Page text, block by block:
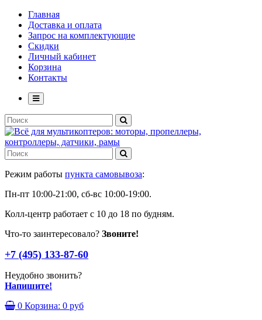
Главная
Доставка и оплата
Запрос на комплектующие
Скидки
Личный кабинет
Корзина
Контакты
Режим работы пункта самовывоза:
Пн-пт 10:00-21:00, сб-вс 10:00-19:00.
Колл-центр работает с 10 до 18 по будням.
Что-то заинтересовало? Звоните!
+7 (495) 133-87-60
Неудобно звонить?
Напишите!
0 Корзина: 0 руб